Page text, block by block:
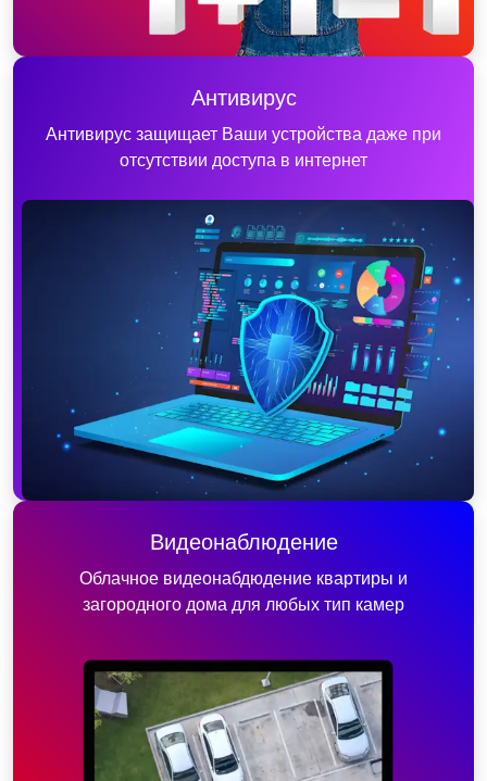
Антивирус
Антивирус защищает Ваши устройства даже при
отсутствии доступа в интернет
Видеонаблюдение
Облачное видеонабдюдение квартиры и
загородного дома для любых тип камер